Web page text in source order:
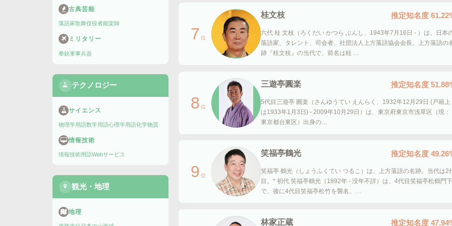
古典芸能
落語家歌舞伎役者能楽師
ミリタリー
拳銃軍事兵器
テクノロジー
サイエンス
物理学用語数学用語心理学用語化学物質
情報技術
情報技術用語Webサービス
観光・地理
地理
7 位
桂文枝 推定知名度
六代 桂 文枝（ろくだい かつら ぶんし、1943年7月16日 - ）は、日本
落語家、タレント、司会者、社団法人上方落語協会会長。上方落語の
跡『桂文枝』の当代で、前名は桂 …
8 位
三遊亭圓楽 推定知名度
5代目三遊亭 圓楽（さんゆうてい えんらく、1932年12月29日 (戸籍上
は1933年1月3日) - 2009年10月29日）は、東京府東京市浅草区（現：
東京都台東区）出身の…
9 位
笑福亭鶴光 推定知名度
笑福亭 鶴光（しょうふくてい つるこ）は、上方落語の名跡。当代は2
目。* 初代 笑福亭鶴光（1892年 - 没年不詳）は、4代目笑福亭松鶴門下
で、後に4代目笑福亭松竹を襲名。…
林家正蔵 推定知名度